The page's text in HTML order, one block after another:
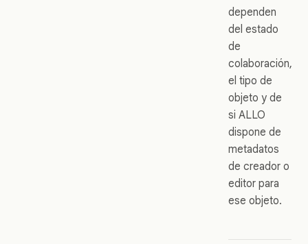
dependen
del estado
de
colaboración,
el tipo de
objeto y de
si ALLO
dispone de
metadatos
de creador o
editor para
ese objeto.